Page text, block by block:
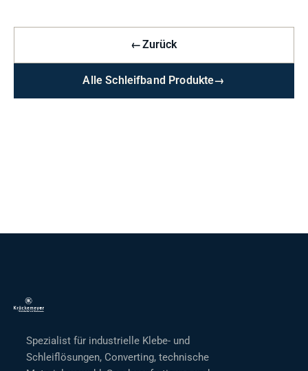
←Zurück
Alle Schleifband Produkte→
Spezialist für industrielle Klebe- und
Schleiflösungen, Converting, technische